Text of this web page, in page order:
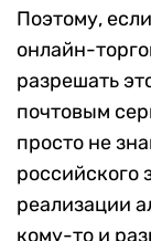
Поэтому,
онлайн-
разрешать
почтовым
просто не
российского
реализации
кому-то и